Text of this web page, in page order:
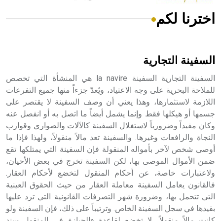
هل تعلم أن الأبسيد كلمة فرنسية اللفظ تم اعتمادها مصطلحاً
- هل تعلم أن أبجر Abgar اسم معروف جيداً يعود إلى عدد من
الملوك الذين حكموا مدينة إديسا (الرها) من أبجر الأول وحتى
التاسع، وهم ينتسبون إلى أسرة أوسروين
- هل تعلم أن الأبجدية الكنعانية تتألف من /22/ علامة كتابية
sign تكتب منفصلة غير متصلة، وتعتمد المبدأ الأكوروفوني،
حيث تقتصر القيمة الصوتية للعلامة الك
اخترنا لكم
السفينة التجارية
السفينة التجارية السفينة la navire هي المنشأة التي تخصص
للملاحة البحرية على وجه الاعتياد، ويُعدّ جزءاً منها جميع التفرعات
اللازمة لاستثمارها، وهذا يعني أن وصف السفينة لا يقتصر على
جسمها أو هيكلها فقط وإنما يشمل أيضاً ما اتصل به أو انفصل عنه
وكان مفيداً وضرورياً لاستغلال السفينة كالآلات والصواري وقوارب
النجاة والرافعات وغيرها. والسفينة تعد مالاً منقولاً، ولهذا فإذا ما
أوصى شخص لآخر بأمواله المنقولة فإن السفينة التي يمتلكها تقع
ضمن الأموال الموصى بها، لكن السفينة تخرج في بعض الأحيان،
ولاعتبارات خاصة، عن أحكام المنقول لتخضع لأحكام العقار.
فالقانون يعامل السفينة معاملة العقار من حيث الحقوق العينية
التي تتحمل بها، وضرورة شهر التصرفات القانونية التي ترد عليها
بقيدها في سجل السفينة الخاص. وترتيباً على ذلك، فإن السفينة ولو